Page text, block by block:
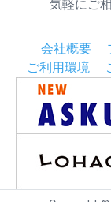
気軽にご
会社概要
ご利用環境